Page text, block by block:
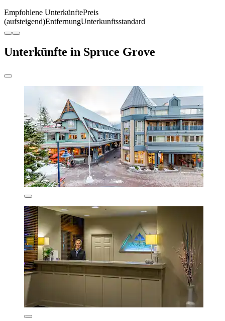
Empfohlene UnterkünftePreis
(aufsteigend)EntfernungUnterkunftsstandard
Unterkünfte in Spruce Grove